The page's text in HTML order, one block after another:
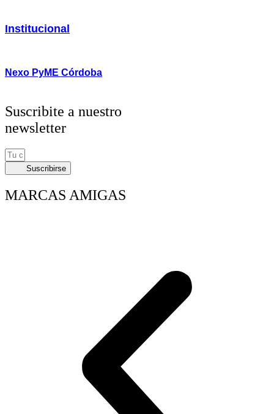
Institucional
Nexo PyME Córdoba
Suscribite a nuestro
newsletter
Suscribirse
MARCAS AMIGAS